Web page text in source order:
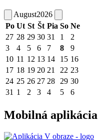
August2026
Po Ut St Št Pia So Ne
27 28 29 30 31 1
2
3
4 5 6 7 8
9
10 11 12 13 14 15 16
17 18 19 20 21 22 23
24 25 26 27 28 29 30
31 1 2 3 4 5 6
Mobilná aplikácia